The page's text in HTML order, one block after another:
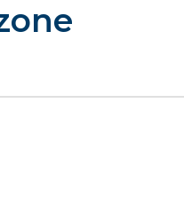
Chodnikowe i
Kwadrat